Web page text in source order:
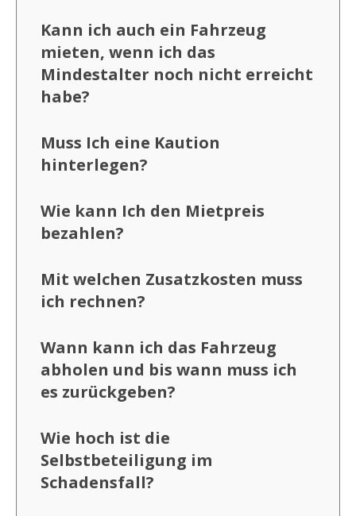
Kann ich auch ein Fahrzeug
mieten, wenn ich das
Mindestalter noch nicht erreicht
habe?
Muss Ich eine Kaution
hinterlegen?
Wie kann Ich den Mietpreis
bezahlen?
Mit welchen Zusatzkosten muss
ich rechnen?
Wann kann ich das Fahrzeug
abholen und bis wann muss ich
es zurückgeben?
Wie hoch ist die
Selbstbeteiligung im
Schadensfall?